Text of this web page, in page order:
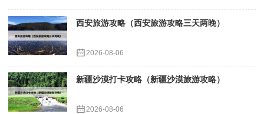
西安旅游攻略（西安旅游攻略三天两晚）
2026-08-06
新疆沙漠打卡攻略（新疆沙漠旅游攻略）
2026-08-06